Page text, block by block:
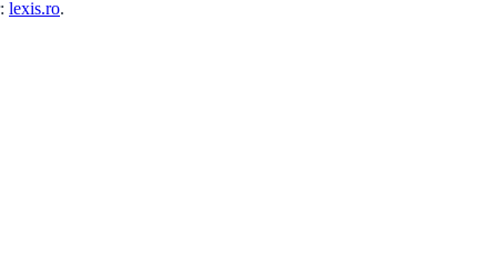
lexis.ro.